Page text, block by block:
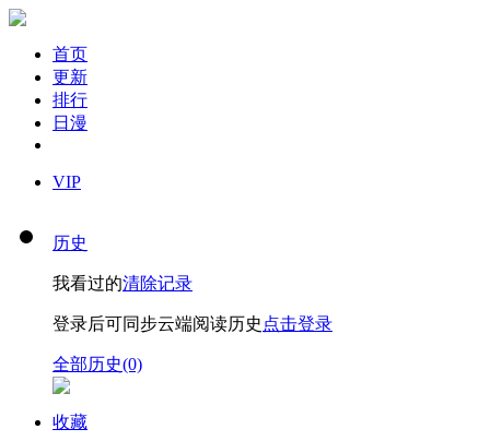
首页
更新
排行
日漫
VIP
历史
我看过的清除记录
登录后可同步云端阅读历史 点击登录
全部历史(0)
收藏